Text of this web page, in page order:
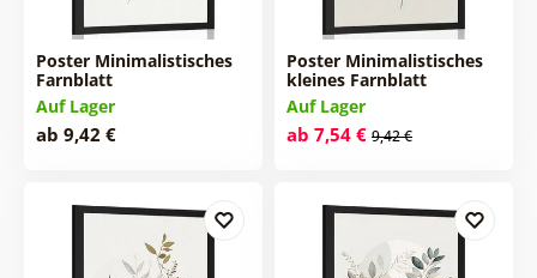
Poster Minimalistisches
Farnblatt
Auf Lager
ab 9,42 €
Poster Minimalistisches
kleines Farnblatt
Auf Lager
ab 7,54 € 9,42 €